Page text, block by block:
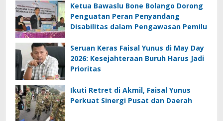
Ketua Bawaslu Bone Bolango Dorong
Penguatan Peran Penyandang
Disabilitas dalam Pengawasan Pemilu
Seruan Keras Faisal Yunus di May Day
2026: Kesejahteraan Buruh Harus Jadi
Prioritas
Ikuti Retret di Akmil, Faisal Yunus
Perkuat Sinergi Pusat dan Daerah